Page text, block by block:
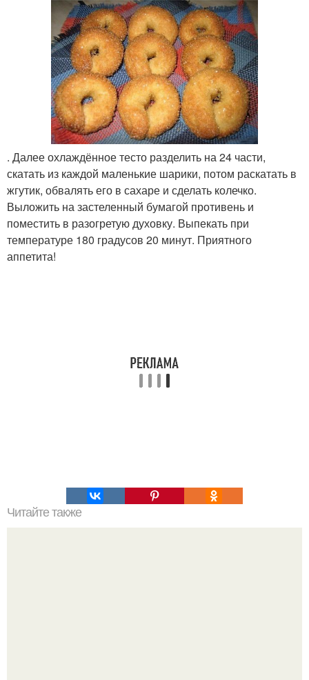
. Далее охлаждённое тесто разделить на 24 части,
скатать из каждой маленькие шарики, потом раскатать в
жгутик, обвалять его в сахаре и сделать колечко.
Выложить на застеленный бумагой противень и
поместить в разогретую духовку. Выпекать при
температуре 180 градусов 20 минут. Приятного
аппетита!
Читайте также